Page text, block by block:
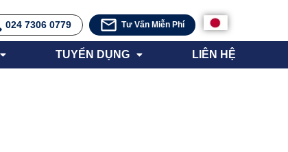
024 7306 0779 Tư Vấn Miễn Phí
TUYỂN DỤNG LIÊN HỆ